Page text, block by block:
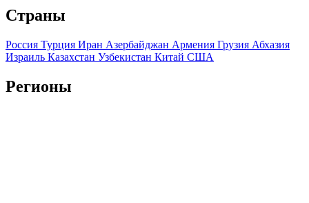
Страны
Россия Турция Иран Азербайджан Армения Грузия Абхазия
Израиль Казахстан Узбекистан Китай США
Регионы